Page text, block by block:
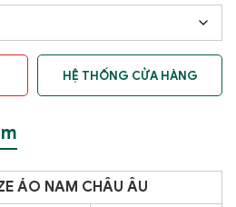
HỆ THỐNG CỬA HÀNG
ÁO NAM CHÂU ÂU